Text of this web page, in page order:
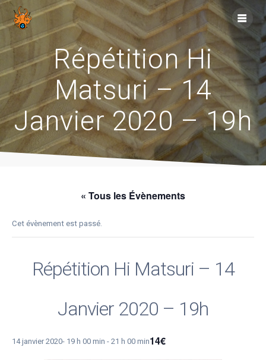
Skip
content
Répétition Hi
Matsuri – 14
Janvier 2020 – 19h
« Tous les Évènements
Cet évènement est passé.
Répétition Hi Matsuri – 14
Janvier 2020 – 19h
14 janvier 2020- 19 h 00 min - 21 h 00 min14€